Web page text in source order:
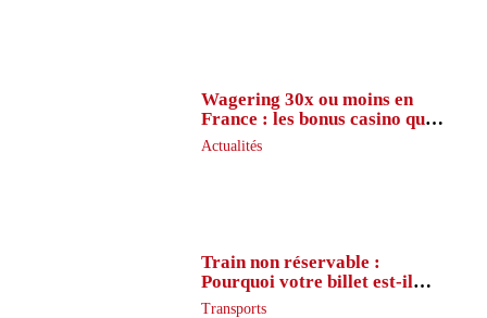
Wagering 30x ou moins en
France : les bonus casino que
peu de joueurs connaissent
vraiment
Actualités
Train non réservable :
Pourquoi votre billet est-il
inaccessible ?
Transports